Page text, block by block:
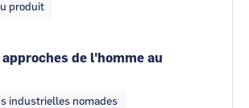
produit
approches de l'homme au
industrielles nomades